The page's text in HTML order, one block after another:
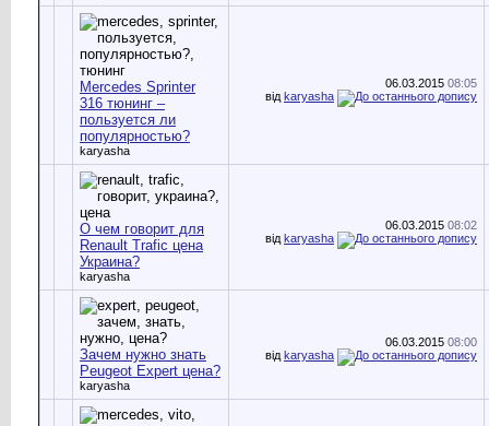
Mercedes Sprinter
316 тюнинг –
пользуется ли
популярностью?
karyasha
06.03.2015 08:05
від karyasha
О чем говорит для
Renault Trafic цена
Украина?
karyasha
06.03.2015 08:02
від karyasha
Зачем нужно знать
Peugeot Expert цена?
karyasha
06.03.2015 08:00
від karyasha